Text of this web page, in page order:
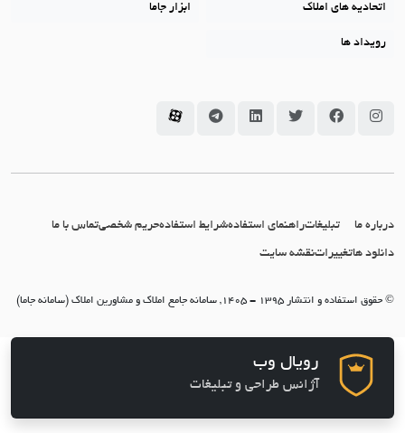
اتحادیه های املاک ابزار جاما
رویداد ها
سامانه جاما در اینستاگرام
سامانه جاما در فیسبوک
سامانه جاما در توئیتر
سامانه جاما در لینکداین
سامانه جاما در تلگرام
سامانه جاما در آپارات
درباره ما تبلیغاتراهنمای استفادهشرایط استفادهحریم شخصیتماس با ما
دانلود هاتغییراتنقشه سایت
© حقوق استفاده و انتشار 1395 - 1405, سامانه جامع املاک و مشاورین املاک (سامانه جاما)
رویال وب
آژانس طراحی و تبلیغات